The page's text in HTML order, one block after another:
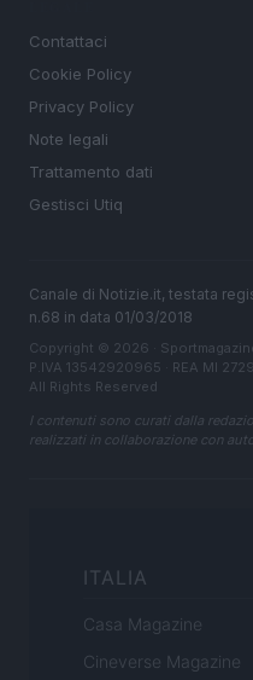
Contattaci
Cookie Policy
Privacy Policy
Note legali
Trattamento dati
Gestisci Utiq
Canale di Notizie.it, testata
n.68 in data 01/03/2018
Copyright © 2026 ·
P.IVA 13542920965 · REA MI
All Rights Reserved
I contenuti sono curati dalla
realizzati in collaborazione con
ITALIA
Casa Magazine
Cineverse Magazine